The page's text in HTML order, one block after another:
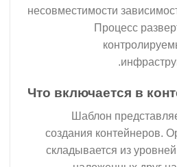
несовместимости
Процесс
.
Что включается в
Шаблон
создания контейнеров.
складывается из